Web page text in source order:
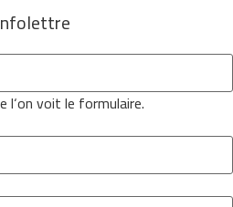
l‘on voit le formulaire.